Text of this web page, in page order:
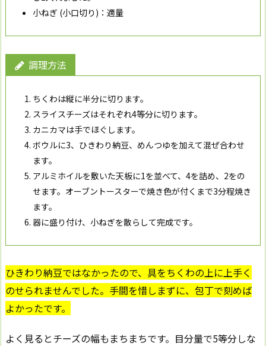
小ねぎ (小口切り)：適量
調理方法
ちくわは縦に半分に切ります。
スライスチーズはそれぞれ4等分に切ります。
カニカマは手でほぐします。
ボウルに3、ひきわり納豆、めんつゆを加えて混ぜ合わせ
ます。
アルミホイルを敷いた天板に1を並べて、4を詰め、2をの
せます。オーブントースターで焼き色が付くまで3分程焼き
ます。
器に盛り付け、小ねぎを散らして完成です。
ひきわり納豆ではなかったので、具をちくわの上に上手く
のせられませんでした。手間を惜しまずに、包丁で刻めば
よかったです。
よく見るとチーズの幅もまちまちです。目分量で5等分しな